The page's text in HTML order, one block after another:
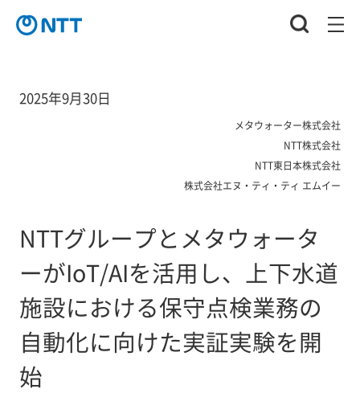
2025年9月30日
メタウォーター株式会社
NTT株式会社
NTT東日本株式会社
株式会社エヌ・ティ・ティ エムイー
NTTグループとメタウォータ
ーがIoT/AIを活用し、上下水道
施設における保守点検業務の
自動化に向けた実証実験を開
始